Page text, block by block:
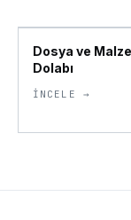
Dosya ve
Dolabı
İNCELE →